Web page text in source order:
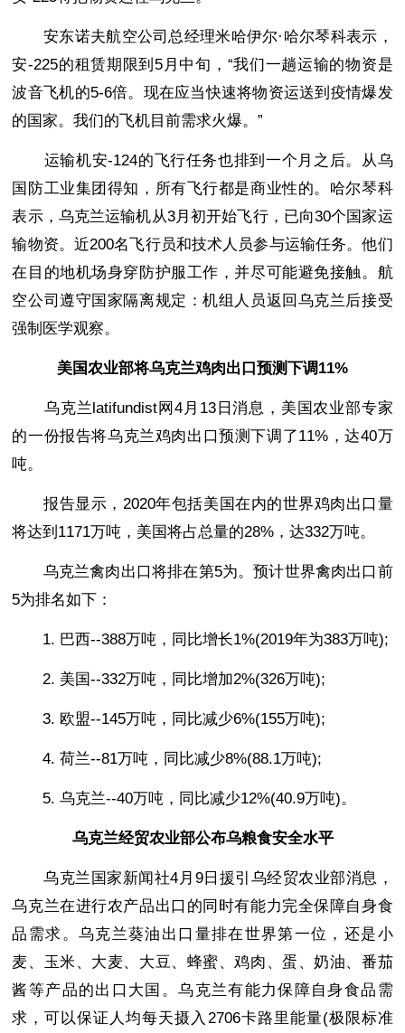
安东诺夫航空公司总经理米哈伊尔·哈尔琴科表示，
安-225的租赁期限到5月中旬，“我们一趟运输的物资是
波音飞机的5-6倍。现在应当快速将物资运送到疫情爆发
的国家。我们的飞机目前需求火爆。”
运输机安-124的飞行任务也排到一个月之后。从乌
国防工业集团得知，所有飞行都是商业性的。哈尔琴科
表示，乌克兰运输机从3月初开始飞行，已向30个国家运
输物资。近200名飞行员和技术人员参与运输任务。他们
在目的地机场身穿防护服工作，并尽可能避免接触。航
空公司遵守国家隔离规定：机组人员返回乌克兰后接受
强制医学观察。
美国农业部将乌克兰鸡肉出口预测下调11%
乌克兰latifundist网4月13日消息，美国农业部专家
的一份报告将乌克兰鸡肉出口预测下调了11%，达40万
吨。
报告显示，2020年包括美国在内的世界鸡肉出口量
将达到1171万吨，美国将占总量的28%，达332万吨。
乌克兰禽肉出口将排在第5为。预计世界禽肉出口前
5为排名如下：
1. 巴西--388万吨，同比增长1%(2019年为383万吨);
2. 美国--332万吨，同比增加2%(326万吨);
3. 欧盟--145万吨，同比减少6%(155万吨);
4. 荷兰--81万吨，同比减少8%(88.1万吨);
5. 乌克兰--40万吨，同比减少12%(40.9万吨)。
乌克兰经贸农业部公布乌粮食安全水平
乌克兰国家新闻社4月9日援引乌经贸农业部消息，
乌克兰在进行农产品出口的同时有能力完全保障自身食
品需求。乌克兰葵油出口量排在世界第一位，还是小
麦、玉米、大麦、大豆、蜂蜜、鸡肉、蛋、奶油、番茄
酱等产品的出口大国。乌克兰有能力保障自身食品需
求，可以保证人均每天摄入2706卡路里能量(极限标准